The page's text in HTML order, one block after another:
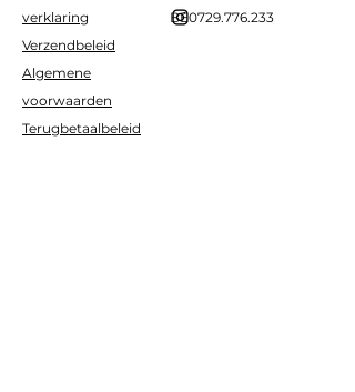
verklaring
Verzendbeleid
Algemene
voorwaarden
Terugbetaalbeleid
BE0729.776.233